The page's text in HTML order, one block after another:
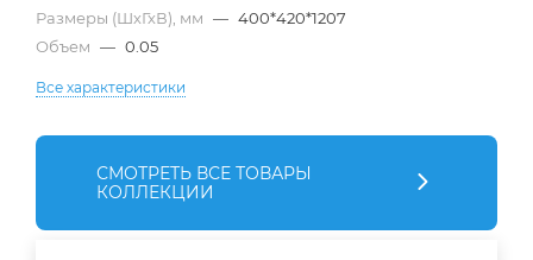
Размеры (ШхГхВ), мм — 400*420*1207
Объем — 0.05
Все характеристики
СМОТРЕТЬ ВСЕ ТОВАРЫ
КОЛЛЕКЦИИ